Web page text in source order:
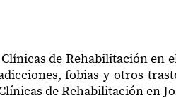
de Rehabilitación en
fobias y otros
de Rehabilitación en